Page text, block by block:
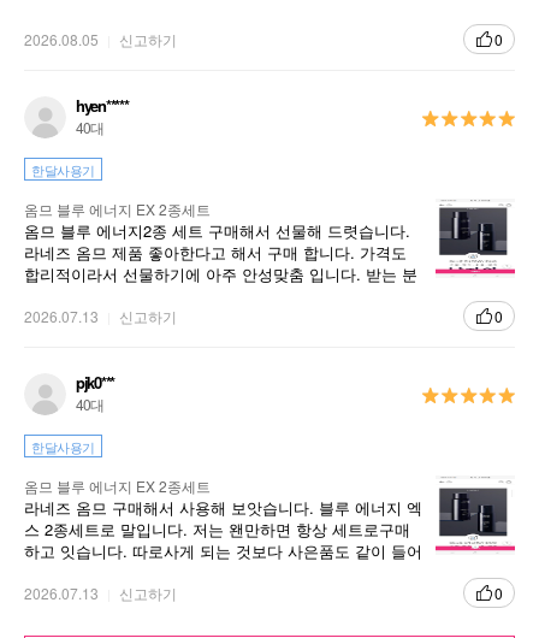
2026.08.05 신고하기 0
hyen*****
40대
한달사용기
옴므 블루 에너지 EX 2종세트
옴므 블루 에너지2종 세트 구매해서 선물해 드렷습니다.
라네즈 옴므 제품 좋아한다고 해서 구매 합니다. 가격도
합리적이라서 선물하기에 아주 안성맞춤 입니다. 받는 분
2026.07.13 신고하기 0
pjk0***
40대
한달사용기
옴므 블루 에너지 EX 2종세트
라네즈 옴므 구매해서 사용해 보앗습니다. 블루 에너지 엑
스 2종세트로 말입니다. 저는 왠만하면 항상 세트로구매
하고 잇습니다. 따로사게 되는 것보다 사은품도 같이 들어
2026.07.13 신고하기 0